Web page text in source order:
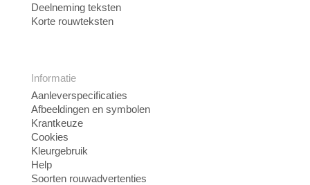
Deelneming teksten
Korte rouwteksten
Informatie
Aanleverspecificaties
Afbeeldingen en symbolen
Krantkeuze
Cookies
Kleurgebruik
Help
Soorten rouwadvertenties